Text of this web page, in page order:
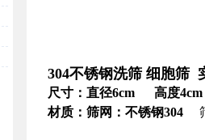
304不锈钢洗筛 细胞筛
尺寸：直径6cm 高度4cm
材质：筛网：不锈钢304